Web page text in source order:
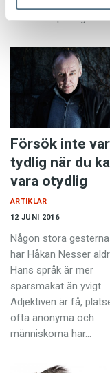
för hans språkliga…
Försök inte
tydlig när du
vara otydlig
12 JUNI 2016
ARTIKLAR
Någon stora
har Håkan Nesser
Hans språk är mer
sparsmakat än yvigt.
Adjektiven är få,
ofta anonyma och
människorna har…